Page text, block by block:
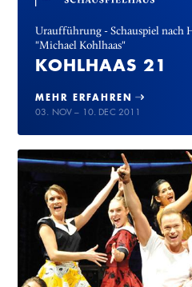
Uraufführung - Schauspiel nach
"Michael Kohlhaas"
KOHLHAAS 21
MEHR ERFAHREN
03. NOV – 10. DEC 2011